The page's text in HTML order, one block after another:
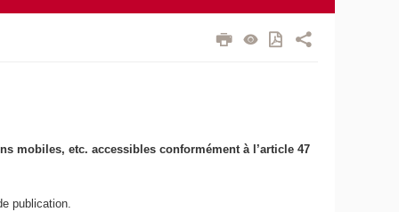
mobiles, etc. accessibles conformément à l’article 47
publication.